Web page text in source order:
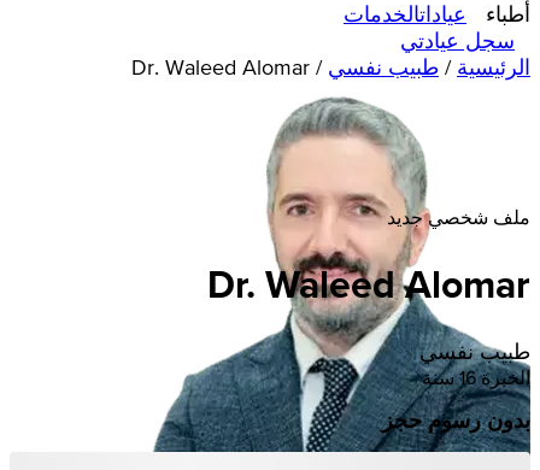
أطباء عياداتالخدمات
سجل عيادتي
الرئيسية / طبيب نفسي /
Dr. Waleed Alomar
ملف شخصي جديد
Dr. Waleed Alomar
طبيب نفسي
الخبرة 16 سنة
بدون رسوم حجز